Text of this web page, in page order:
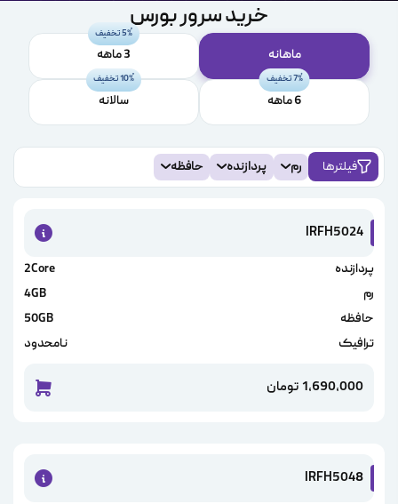
خرید سرور بورس
ماهانه 3 ماهه
5% تخفیف
6 ماهه
7% تخفیف
سالانه
10% تخفیف
فیلترها رم پردازنده حافظه
IRFH5024
پردازنده
رم
حافظه
ترافیک
2Core
4GB
50GB
نامحدود
1,690,000 تومان
خرید
IRFH5048